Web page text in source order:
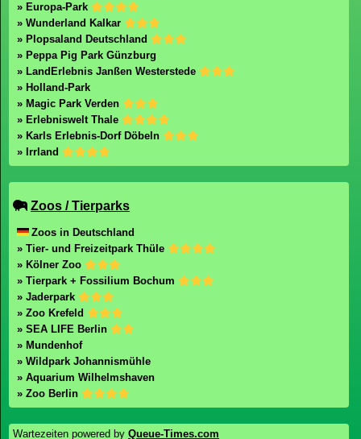
» Europa-Park
» Wunderland Kalkar
» Plopsaland Deutschland
» Peppa Pig Park Günzburg
» LandErlebnis Janßen Westerstede
» Holland-Park
» Magic Park Verden
» Erlebniswelt Thale
» Karls Erlebnis-Dorf Döbeln
» Irrland
Zoos / Tierparks
Zoos in Deutschland
» Tier- und Freizeitpark Thüle
» Kölner Zoo
» Tierpark + Fossilium Bochum
» Jaderpark
» Zoo Krefeld
» SEA LIFE Berlin
» Mundenhof
» Wildpark Johannismühle
» Aquarium Wilhelmshaven
» Zoo Berlin
Wartezeiten powered by Queue-Times.com